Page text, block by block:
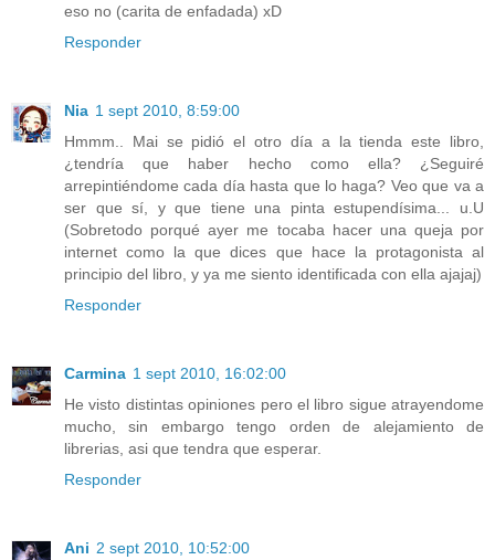
eso no (carita de enfadada) xD
Responder
Nia 1 sept 2010, 8:59:00
Hmmm.. Mai se pidió el otro día a la tienda este libro,
¿tendría que haber hecho como ella? ¿Seguiré
arrepintiéndome cada día hasta que lo haga? Veo que va a
ser que sí, y que tiene una pinta estupendísima... u.U
(Sobretodo porqué ayer me tocaba hacer una queja por
internet como la que dices que hace la protagonista al
principio del libro, y ya me siento identificada con ella ajajaj)
Responder
Carmina 1 sept 2010, 16:02:00
He visto distintas opiniones pero el libro sigue atrayendome
mucho, sin embargo tengo orden de alejamiento de
librerias, asi que tendra que esperar.
Responder
Ani 2 sept 2010, 10:52:00